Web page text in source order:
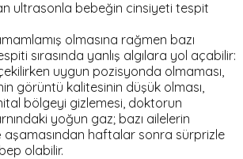
ultrasonla bebeğin cinsiyeti tespit
olmasına rağmen bazı
sırasında yanlış algılara yol açabilir:
uygun pozisyonda olmaması,
görüntü kalitesinin düşük olması,
bölgeyi gizlemesi, doktorun
yoğun gaz; bazı ailelerin
aşamasından haftalar sonra sürprizle
olabilir.